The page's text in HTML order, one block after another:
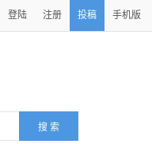
登陆 注册 投稿 手机版